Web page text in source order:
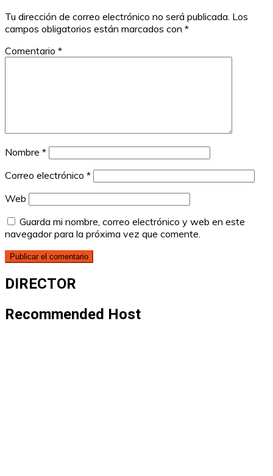
Tu dirección de correo electrónico no será publicada. Los
campos obligatorios están marcados con *
Comentario *
Nombre *
Correo electrónico *
Web
Guarda mi nombre, correo electrónico y web en este
navegador para la próxima vez que comente.
DIRECTOR
Recommended Host